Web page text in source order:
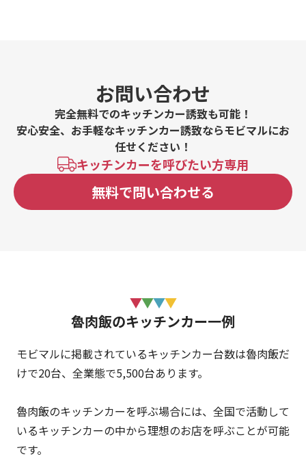
お問い合わせ
完全無料でのキッチンカー誘致も可能！
安心安全、お手軽なキッチンカー誘致ならモビマルにお
任せください！
キッチンカーを呼びたい方専用
無料で問い合わせる
魯肉飯のキッチンカー一例
モビマルに掲載されているキッチンカー台数は魯肉飯だ
けで20台、全業態で5,500台あります。
魯肉飯のキッチンカーを呼ぶ場合には、全国で活動して
いるキッチンカーの中から理想のお店を呼ぶことが可能
です。